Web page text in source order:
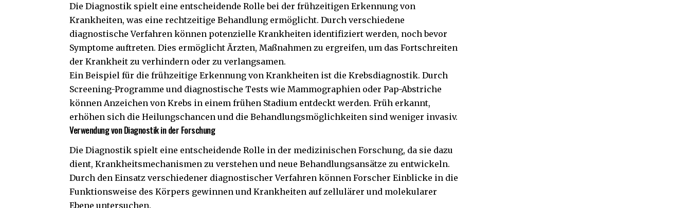
Die Diagnostik spielt eine entscheidende Rolle bei der frühzeitigen Erkennung von
Krankheiten, was eine rechtzeitige Behandlung ermöglicht. Durch verschiedene
diagnostische Verfahren können potenzielle Krankheiten identifiziert werden, noch bevor
Symptome auftreten. Dies ermöglicht Ärzten, Maßnahmen zu ergreifen, um das Fortschreiten
der Krankheit zu verhindern oder zu verlangsamen.
Ein Beispiel für die frühzeitige Erkennung von Krankheiten ist die Krebsdiagnostik. Durch
Screening-Programme und diagnostische Tests wie Mammographien oder Pap-Abstriche
können Anzeichen von Krebs in einem frühen Stadium entdeckt werden. Früh erkannt,
erhöhen sich die Heilungschancen und die Behandlungsmöglichkeiten sind weniger invasiv.
Verwendung von Diagnostik in der Forschung
Die Diagnostik spielt eine entscheidende Rolle in der medizinischen Forschung, da sie dazu
dient, Krankheitsmechanismen zu verstehen und neue Behandlungsansätze zu entwickeln.
Durch den Einsatz verschiedener diagnostischer Verfahren können Forscher Einblicke in die
Funktionsweise des Körpers gewinnen und Krankheiten auf zellulärer und molekularer
Ebene untersuchen.